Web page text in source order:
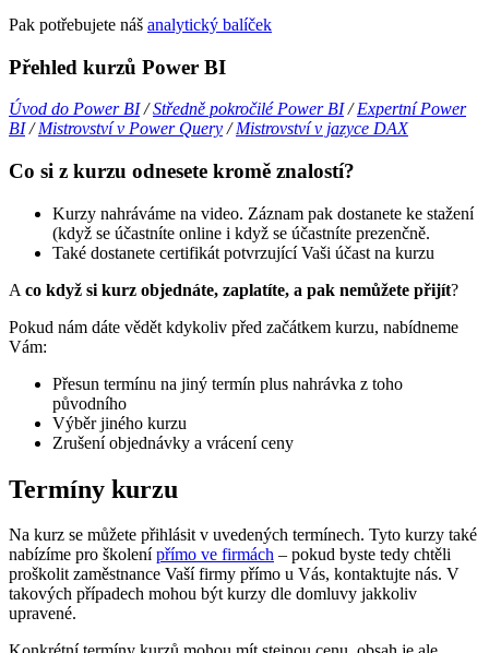
Pak potřebujete náš analytický balíček
Přehled kurzů Power BI
Úvod do Power BI/Středně pokročilé Power BI/Expertní Power
BI/Mistrovství v Power Query /Mistrovství v jazyce DAX
Co si z kurzu odnesete kromě znalostí?
Kurzy nahráváme na video. Záznam pak dostanete ke stažení
(když se účastníte online i když se účastníte prezenčně.
Také dostanete certifikát potvrzující Vaši účast na kurzu
A co když si kurz objednáte, zaplatíte, a pak nemůžete přijít?
Pokud nám dáte vědět kdykoliv před začátkem kurzu, nabídneme
Vám:
Přesun termínu na jiný termín plus nahrávka z toho
původního
Výběr jiného kurzu
Zrušení objednávky a vrácení ceny
Termíny kurzu
Na kurz se můžete přihlásit v uvedených termínech. Tyto kurzy také
nabízíme pro školení přímo ve firmách – pokud byste tedy chtěli
proškolit zaměstnance Vaší firmy přímo u Vás, kontaktujte nás. V
takových případech mohou být kurzy dle domluvy jakkoliv
upravené.